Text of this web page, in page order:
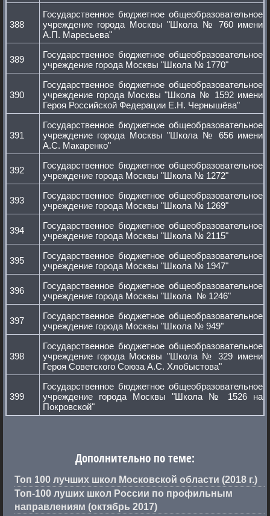
388
Государственное бюджетное общеобразовательное
учреждение города Москвы "Школа № 760 имени
А.П. Маресьева"
389
Государственное бюджетное общеобразовательное
учреждение города Москвы "Школа № 1770"
390
Государственное бюджетное общеобразовательное
учреждение города Москвы "Школа № 1592 имени
Героя Российской Федерации Е.Н. Чернышёва"
391
Государственное бюджетное общеобразовательное
учреждение города Москвы "Школа № 656 имени
А.С. Макаренко"
392
Государственное бюджетное общеобразовательное
учреждение города Москвы "Школа № 1272"
393
Государственное бюджетное общеобразовательное
учреждение города Москвы "Школа № 1269"
394
Государственное бюджетное общеобразовательное
учреждение города Москвы "Школа № 2115"
395
Государственное бюджетное общеобразовательное
учреждение города Москвы "Школа № 1947"
396
Государственное бюджетное общеобразовательное
учреждение города Москвы "Школа № 1246"
397
Государственное бюджетное общеобразовательное
учреждение города Москвы "Школа № 949"
398
Государственное бюджетное общеобразовательное
учреждение города Москвы "Школа № 329 имени
Героя Советского Союза А.С. Хлобыстова"
399
Государственное бюджетное общеобразовательное
учреждение города Москвы "Школа № 1526 на
Покровской"
Дополнительно по теме:
Топ 100 лучших школ Московской области (2018 г.)
Топ-100 луших школ России по профильным
направлениям (октябрь 2017)